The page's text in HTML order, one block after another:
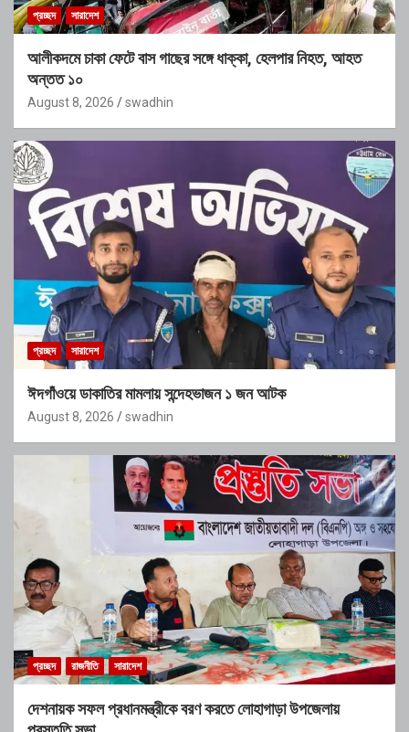
প্রচ্ছদ সারাদেশ
আলীকদমে চাকা ফেটে বাস গাছের সঙ্গে ধাক্কা, হেলপার নিহত, আহত
অন্তত ১০
August 8, 2026 swadhin
প্রচ্ছদ সারাদেশ
ঈদগাঁওয়ে ডাকাতির মামলায় সন্দেহভাজন ১ জন আটক
August 8, 2026 swadhin
প্রচ্ছদ রাজনীতি সারাদেশ
দেশনায়ক সফল প্রধানমন্ত্রীকে বরণ করতে লোহাগাড়া উপজেলায়